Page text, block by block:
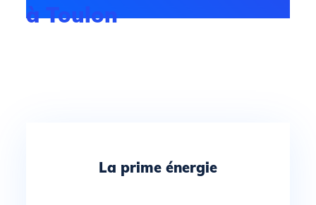
àToulon
La prime énergie